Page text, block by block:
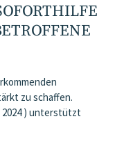
zu schaffen.
2024 ) unterstützt